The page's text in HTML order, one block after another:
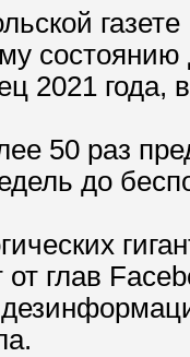
2021 года,
50 раз
до
от глав